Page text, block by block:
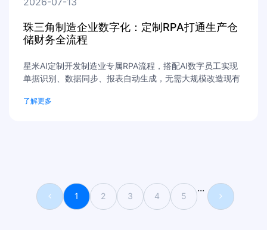
珠三角制造企业数字化：定制RPA打通生产仓
储财务全流程
星米AI定制开发制造业专属RPA流程，搭配AI数字员工实现
单据识别、数据同步、报表自动生成，无需大规模改造现有
了解更多
1 2 3 4 5 ···